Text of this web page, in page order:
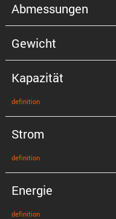
Abmes­sungen
Gewicht
Kapazität
defini­tion
Strom
defini­tion
Energie
defini­tion